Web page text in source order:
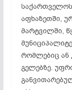
აფ­ხა­ზეთ­ში,
მარ­ტვილ­ში,
მუნიცი­პალი
რომ­­­ლე­ბიც ან
გე­ლებ­ზე.